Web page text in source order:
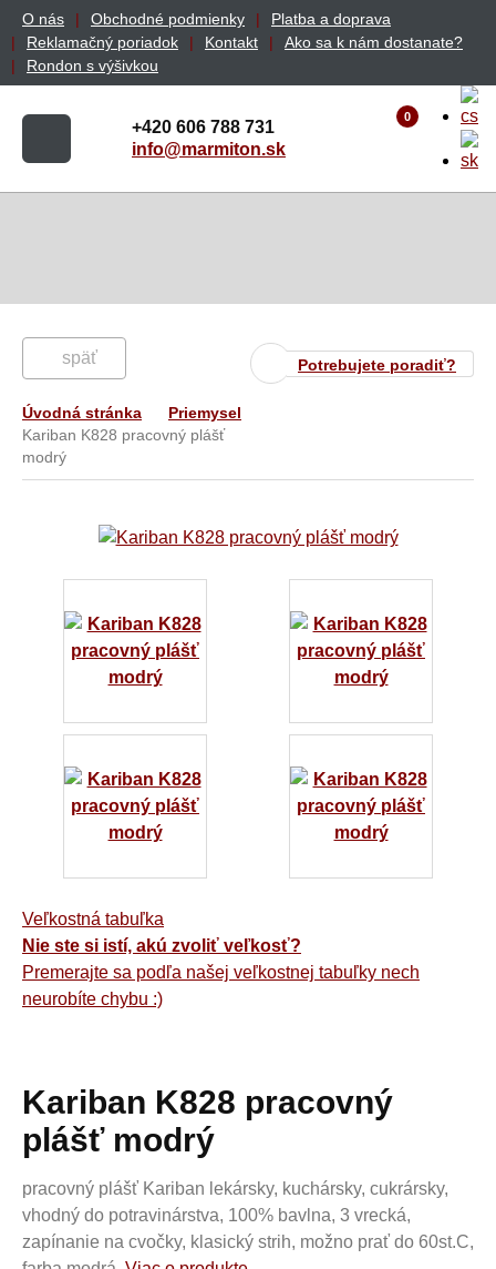
O nás Obchodné podmienky
Platba a doprava
Reklamačný poriadok
Kontakt
Ako sa k nám dostanate?
Rondon s výšivkou
+420 606 788 731
info@marmiton.sk
0
Potrebujete poradiť?
späť
Úvodná stránka
Priemysel
Kariban K828 pracovný plášť
modrý
Kariban K828 pracovný
plášť modrý
pracovný plášť Kariban lekársky, kuchársky, cukrársky,
vhodný do potravinárstva, 100% bavlna, 3 vrecká,
zapínanie na cvočky, klasický strih, možno prať do 60st.C,
Veľkostná tabuľka
Nie ste si istí, akú zvoliť veľkosť?
Premerajte sa podľa našej veľkostnej tabuľky nech
neurobíte chybu :)